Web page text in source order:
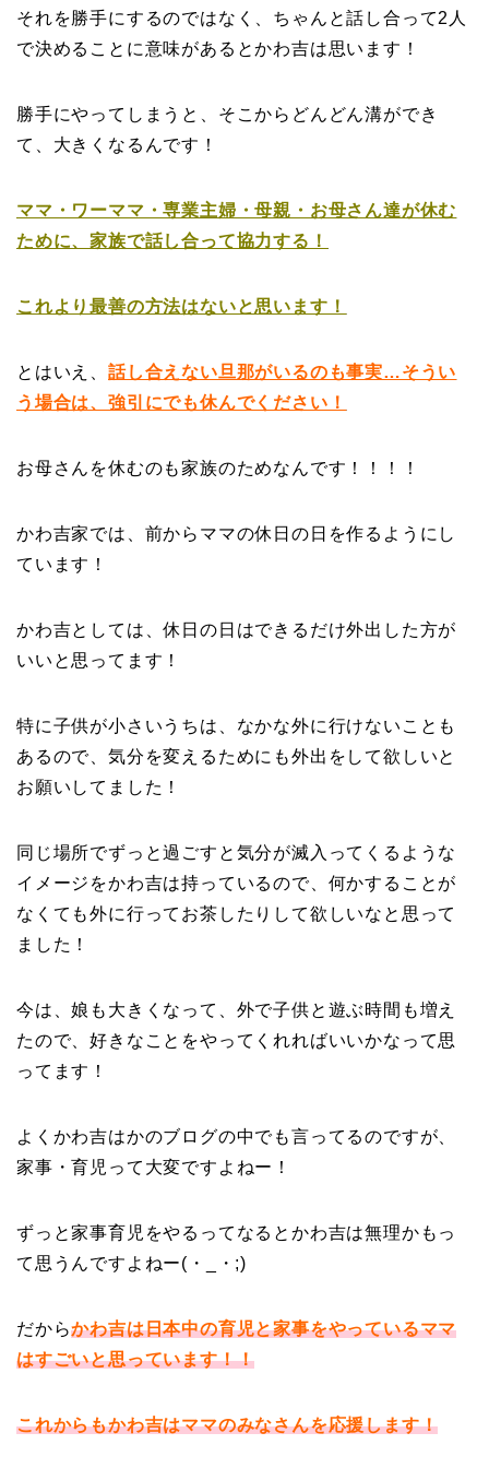
それを勝手にするのではなく、ちゃんと話し合って2人
で決めることに意味があるとかわ吉は思います！
勝手にやってしまうと、そこからどんどん溝ができ
て、大きくなるんです！
ママ・ワーママ・専業主婦・母親・お母さん達が休む
ために、家族で話し合って協力する！
これより最善の方法はないと思います！
とはいえ、 話し合えない旦那がいるのも事実…そうい
う場合は、強引にでも休んでください！
お母さんを休むのも家族のためなんです！！！！
かわ吉家では、前からママの休日の日を作るようにし
ています！
かわ吉としては、休日の日はできるだけ外出した方が
いいと思ってます！
特に子供が小さいうちは、なかな外に行けないことも
あるので、気分を変えるためにも外出をして欲しいと
お願いしてました！
同じ場所でずっと過ごすと気分が滅入ってくるような
イメージをかわ吉は持っているので、何かすることが
なくても外に行ってお茶したりして欲しいなと思って
ました！
今は、娘も大きくなって、外で子供と遊ぶ時間も増え
たので、好きなことをやってくれればいいかなって思
ってます！
よくかわ吉はかのブログの中でも言ってるのですが、
家事・育児って大変ですよねー！
ずっと家事育児をやるってなるとかわ吉は無理かもっ
て思うんですよねー(・_・;)
だからかわ吉は日本中の育児と家事をやっているママ
はすごいと思っています！！
これからもかわ吉はママのみなさんを応援します！